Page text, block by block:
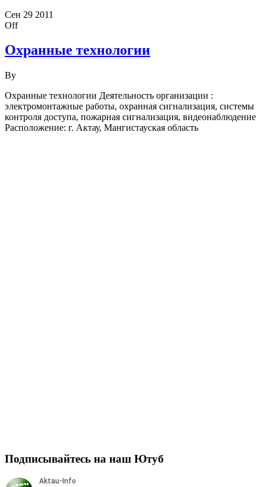
Сен 29 2011
Off
Охранные технологии
By
Охранные технологии Деятельность организации :
электромонтажные работы, охранная сигнализация, системы
контроля доступа, пожарная сигнализация, видеонаблюдение
Расположение: г. Актау, Мангистауская область
Подписывайтесь на наш Ютуб